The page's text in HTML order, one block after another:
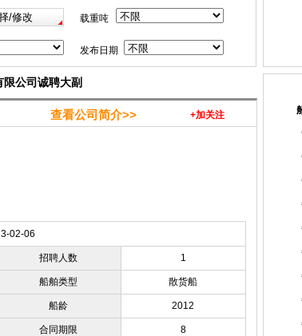
载重吨
发布日期
公司诚聘大副
查看公司简介>> +加关注
02-06
招聘人数 1
船舶类型 散货船
船龄 2012
合同期限 8